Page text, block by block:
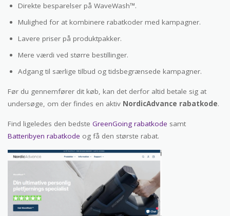
Direkte besparelser på WaveWash™.
Mulighed for at kombinere rabatkoder med kampagner.
Lavere priser på produktpakker.
Mere værdi ved større bestillinger.
Adgang til særlige tilbud og tidsbegrænsede kampagner.
Før du gennemfører dit køb, kan det derfor altid betale sig at
undersøge, om der findes en aktiv NordicAdvance rabatkode.
Find ligeledes den bedste GreenGoing rabatkode samt
Batteribyen rabatkode og få den største rabat.